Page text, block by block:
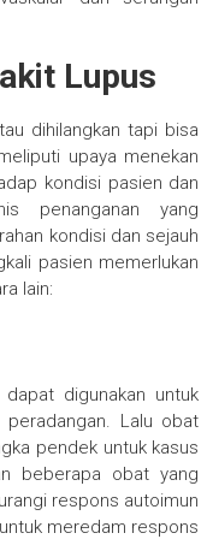
Lupus
dihilangkan tapi bisa
upaya menekan
kondisi pasien dan
penanganan yang
kondisi dan sejauh
pasien memerlukan
lain:
dapat digunakan untuk
Lalu obat
pendek untuk kasus
beberapa obat yang
respons autoimun
meredam respons